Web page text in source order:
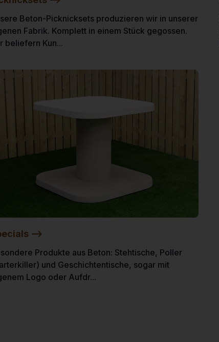
Beton-Picknicksets produzieren wir in unserer
Fabrik. Komplett in einem Stück gegossen.
beliefern Kun...
-->
Produkte aus Beton: Stehtische, Poller
und Geschichtentische, sogar mit
Logo oder Aufdr...